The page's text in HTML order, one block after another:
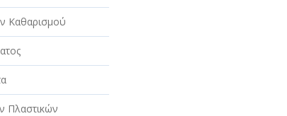
Καθαρισμού
Πλαστικών